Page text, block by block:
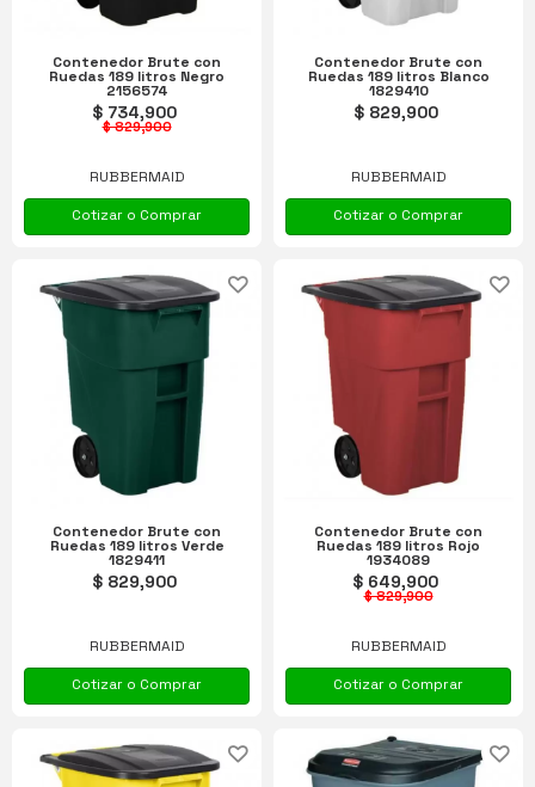
Contenedor Brute con
Ruedas 189 litros Negro
2156574
$ 734,900
$ 829,900
RUBBERMAID
Cotizar o Comprar
Contenedor Brute con
Ruedas 189 litros Blanco
1829410
$ 829,900
RUBBERMAID
Cotizar o Comprar
Contenedor Brute con
Ruedas 189 litros Verde
1829411
$ 829,900
RUBBERMAID
Cotizar o Comprar
Contenedor Brute con
Ruedas 189 litros Rojo
1934089
$ 649,900
$ 829,900
RUBBERMAID
Cotizar o Comprar